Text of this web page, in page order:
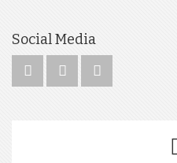
Social Media